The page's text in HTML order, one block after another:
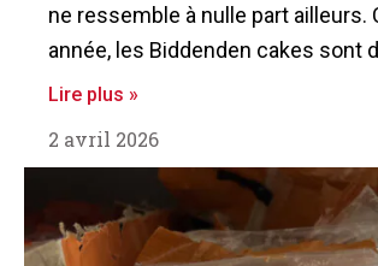
ne ressemble à nulle part ailleurs.
année, les Biddenden cakes sont
Lire plus »
2 avril 2026